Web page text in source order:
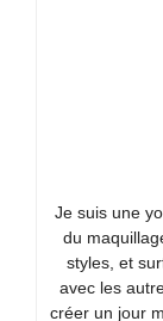
Je suis une
du
styles, et
avec les
créer un jour